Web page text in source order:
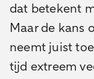
dat betekent
Maar de kans
neemt juist
tijd extreem